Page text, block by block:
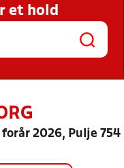
KLUBBER OG
et hold
forår 2026, Pulje 754